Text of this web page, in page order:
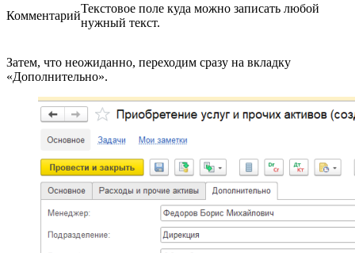
Комментарий
Текстовое поле куда можно записать любой
нужный текст.
Затем, что неожиданно, переходим сразу на вкладку
«Дополнительно».